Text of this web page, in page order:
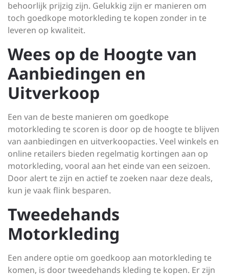
behoorlijk prijzig zijn. Gelukkig zijn er manieren om
toch goedkope motorkleding te kopen zonder in te
leveren op kwaliteit.
Wees op de Hoogte van
Aanbiedingen en
Uitverkoop
Een van de beste manieren om goedkope
motorkleding te scoren is door op de hoogte te blijven
van aanbiedingen en uitverkoopacties. Veel winkels en
online retailers bieden regelmatig kortingen aan op
motorkleding, vooral aan het einde van een seizoen.
Door alert te zijn en actief te zoeken naar deze deals,
kun je vaak flink besparen.
Tweedehands
Motorkleding
Een andere optie om goedkoop aan motorkleding te
komen, is door tweedehands kleding te kopen. Er zijn